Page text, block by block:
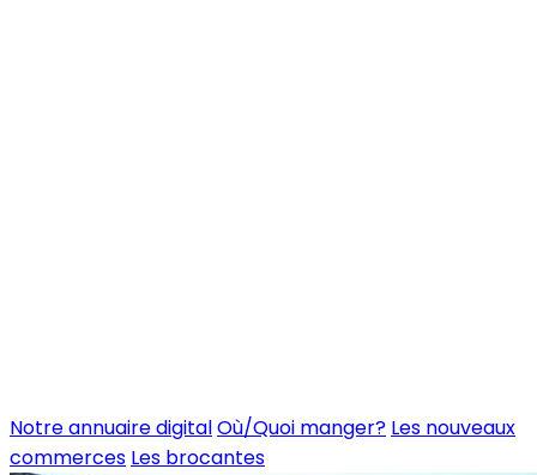
Notre annuaire digitalOù/Quoi manger? Les nouveaux
commerces Les brocantes